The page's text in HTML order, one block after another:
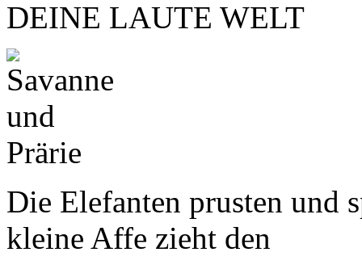
DEINE LAUTE WELT
Die Elefanten prusten und
kleine Affe zieht den